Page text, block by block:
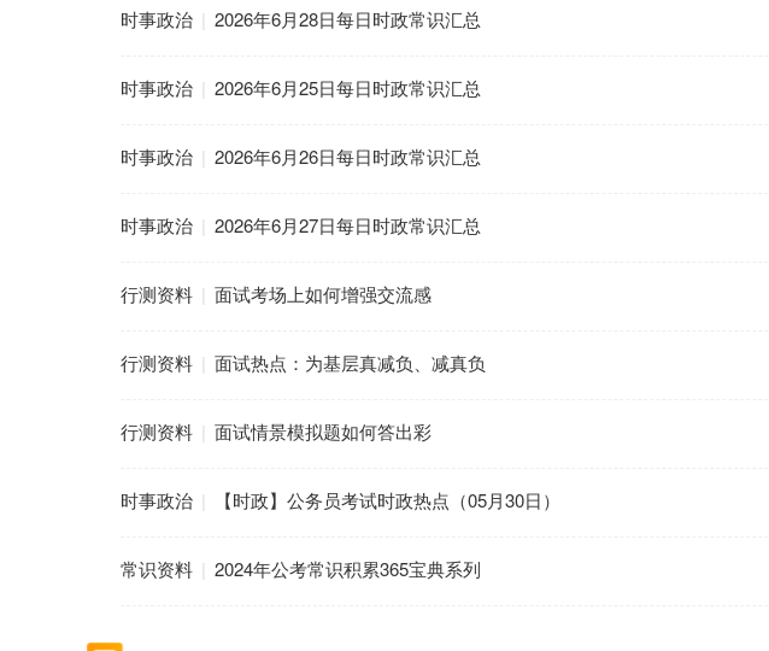
时事政治 2026年6月28日每日时政常识汇总
时事政治 2026年6月25日每日时政常识汇总
时事政治 2026年6月26日每日时政常识汇总
时事政治 2026年6月27日每日时政常识汇总
行测资料 面试考场上如何增强交流感
行测资料 面试热点：为基层真减负、减真负
行测资料 面试情景模拟题如何答出彩
时事政治 【时政】公务员考试时政热点（05月30日）
常识资料 2024年公考常识积累365宝典系列